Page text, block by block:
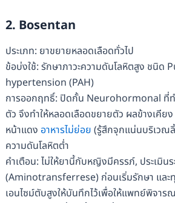
2. Bosentan
ประเภท: ยาขยายหลอดเลือดทั่วไป
ข้อบ่งใช้: รักษาภาวะความดันโลหิตสูง ชนิ
hypertension (PAH)
การออกฤทธิ์: ปิดกั้น Neurohormonal ที่ทํ
ตัว จึงทําให้หลอดเลือดขยายตัว ผลข้างเคีย
หน้าแดง อาหารไม่ย่อย (รู้สึกจุกแน่นบริเวณ
ความดันโลหิตต่ำ
คำเตือน: ไม่ให้ยานี้กับหญิงมีครรภ์, ประเมิน
(Aminotransferrese) ก่อนเริ่มรักษา และ
เอนไซม์ตับสูงให้บันทึกไว้เพื่อให้แพทย์พิจาร